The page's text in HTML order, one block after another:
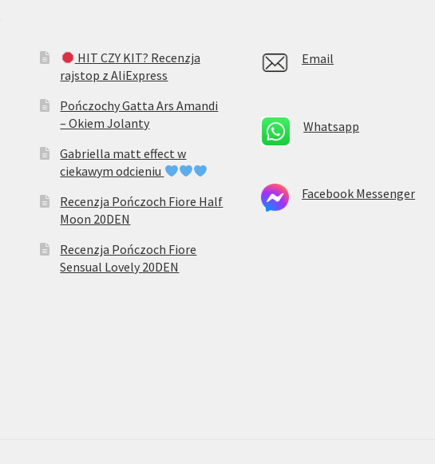
HIT CZY KIT? Recenzja
rajstop z AliExpress
Pończochy Gatta Ars Amandi
– Okiem Jolanty
Gabriella matt effect w
ciekawym odcieniu
Recenzja Pończoch Fiore Half
Moon 20DEN
Recenzja Pończoch Fiore
Sensual Lovely 20DEN
Email
Whatsapp
Facebook Messenger